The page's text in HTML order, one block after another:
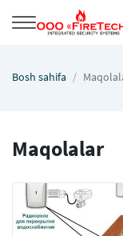
Bosh sahifa
Maqolalar